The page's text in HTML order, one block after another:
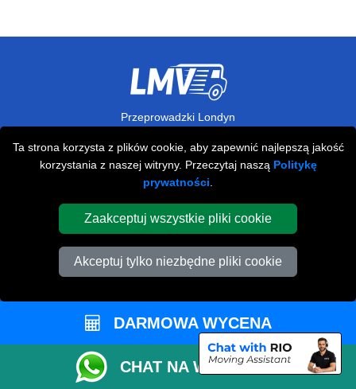
Ta strona korzysta z plików cookie, aby zapewnić najlepszą jakość
korzystania z naszej witryny. Przeczytaj naszą Politykę
prywatności
Zaakceptuj wszystkie pliki cookie
Akceptuj tylko niezbędne pliki cookie
Przeprowadzki Londyn
673 Seven Sisters Road
N15 5LA London,UK
+44 208 099 9173
Kontakt
DARMOWA WYCENA
CHAT NA WHATSAPP